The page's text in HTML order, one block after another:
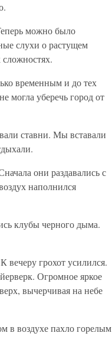
можно было
слухи о растущем
временным и до тех
могла уберечь город от
ставни. Мы вставали
они раздавались с
наполнился
клубы черного дыма.
вечеру грохот усилился.
Огромное яркое
вычерчивая на небе
в воздухе пахло горелым